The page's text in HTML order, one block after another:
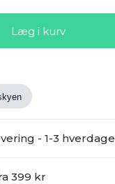
- 1-3 hverdage
399 kr